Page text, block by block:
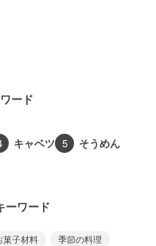
ード
キャベツ 5 そうめん
ーワード
菓子材料
季節の料理